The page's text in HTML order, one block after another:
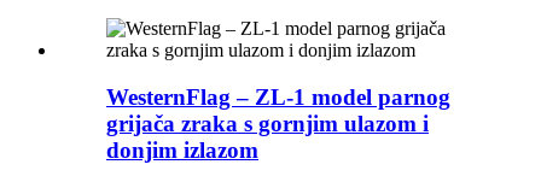
WesternFlag – ZL-1 model parnog
grijača zraka s gornjim ulazom i
donjim izlazom